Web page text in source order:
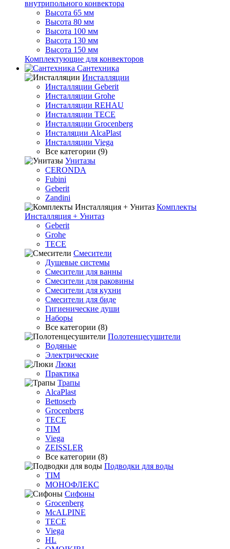
внутрипольного конвектора
Высота 65 мм
Высота 80 мм
Высота 100 мм
Высота 130 мм
Высота 150 мм
Комплектующие для конвекторов
Сантехника
Инсталляции
Инсталляции Geberit
Инсталляции Grohe
Инсталляции REHAU
Инсталляции TECE
Инсталляции Grocenberg
Инсталяции AlcaPlast
Инсталляции Viega
Все категории (9)
Унитазы
CERONDA
Fubini
Geberit
Zandini
Комплекты
Инсталляция + Унитаз
Geberit
Grohe
TECE
Смесители
Душевые системы
Смесители для ванны
Смесители для раковины
Смесители для кухни
Смесители для биде
Гигиенические души
Наборы
Все категории (8)
Полотенцесушители
Водяные
Электрические
Люки
Практика
Трапы
AlcaPlast
Bettoserb
Grocenberg
TECE
TIM
Viega
ZEISSLER
Все категории (8)
Подводки для воды
TIM
МОНОФЛЕКС
Сифоны
Grocenberg
McALPINE
TECE
Viega
HL